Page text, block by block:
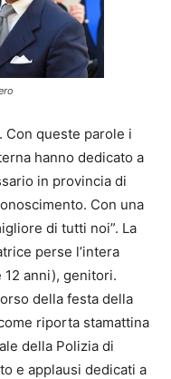
Con queste parole i
hanno dedicato a
in provincia di
Con una
di tutti noi”. La
perse l’intera
anni), genitori.
della festa della
riporta stamattina
della Polizia di
e applausi dedicati a